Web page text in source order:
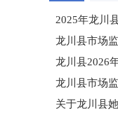
2025年龙川
龙川县市场
龙川县2026
龙川县市场
（龙市监罚
关于龙川县